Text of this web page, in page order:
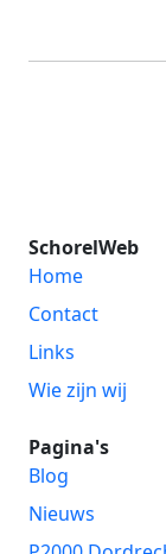
SchorelWeb
Home
Contact
Links
Wie zijn wij
Pagina's
Blog
Nieuws